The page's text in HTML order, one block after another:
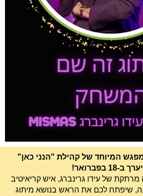
המיוחד של קהילת "הנני כאן"
ב-18 בפברואר!
של עידו גרינברג, איש קריאיטיב
מעל 20 שנה, שיפתח לכם את הראש בנושא מיתוג